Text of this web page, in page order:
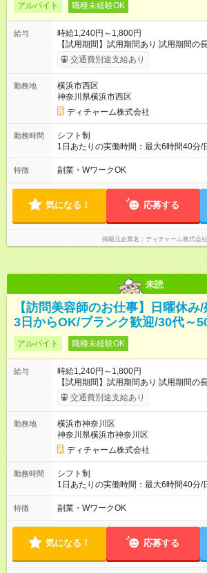
アルバイト 職種未経験OK
給与
時給1,240円～1,800円
【試用期間】試用期間あり 試用期間の
給与は本採用時と同じです。
交通費別途支給あり
勤務地
横浜市西区
神奈川県横浜市西区
ディチャーム株式会社
勤務時間
シフト制
1日あたりの実働時間：最大6時間40分/
方 （シフト例） 9:00～16:40（休憩1時間含む） ご希望に合わせ
て勤務終了時間はご相談可能です ※勤
特徴 副業・WワークOK
気になる！ 応募する
掲載元企業名 ディチャーム株式会社
未読
【訪問美容師のお仕事】日曜休み
3日からOK/ブランク歓迎/30代～
アルバイト 職種未経験OK
給与
時給1,240円～1,800円
【試用期間】試用期間あり 試用期間の
給与は本採用時と同じです。
交通費別途支給あり
勤務地
横浜市神奈川区
神奈川県横浜市神奈川区
ディチャーム株式会社
勤務時間
シフト制
1日あたりの実働時間：最大6時間40分/
方 （シフト例） 9:00～16:40（休憩1時間含む） ご希望に合わせ
て勤務終了時間はご相談可能です ※勤
特徴 副業・WワークOK
気になる！ 応募する